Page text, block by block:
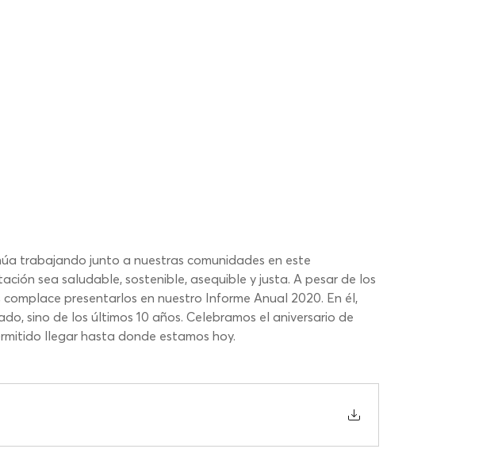
trabajando junto a nuestras comunidades en este
sea saludable, sostenible, asequible y justa. A pesar de los
presentarlos en nuestro Informe Anual 2020. En él,
sino de los últimos 10 años. Celebramos el aniversario de
llegar hasta donde estamos hoy.